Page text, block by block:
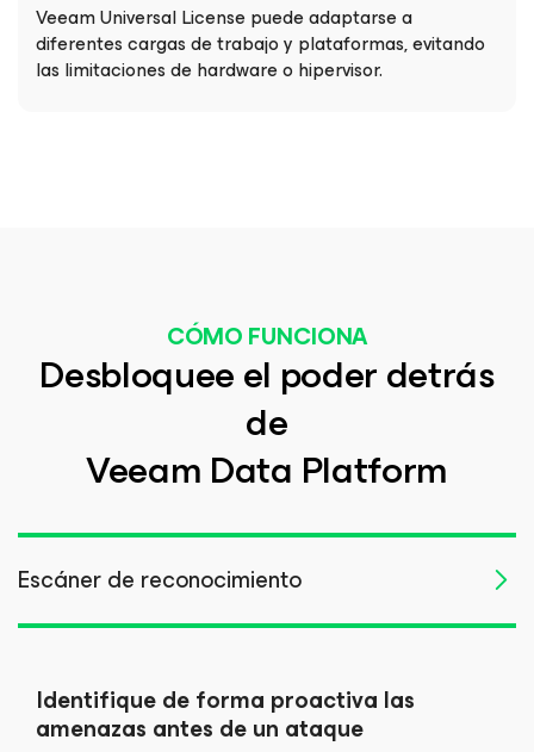
Veeam Universal License puede adaptarse a
diferentes cargas de trabajo y plataformas, evitando
las limitaciones de hardware o hipervisor.
CÓMO FUNCIONA
Desbloquee el poder detrás
de
Veeam Data Platform
Escáner de reconocimiento
Identifique de forma proactiva las
amenazas antes de un ataque